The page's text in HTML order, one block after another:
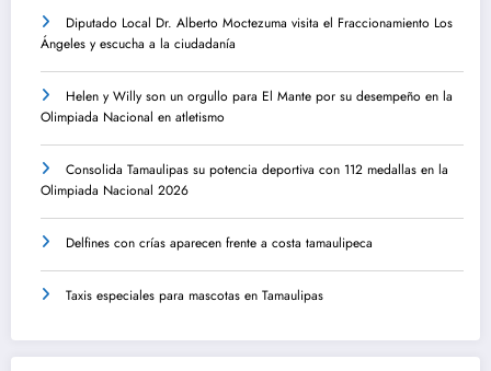
Diputado Local Dr. Alberto Moctezuma visita el Fraccionamiento Los
Ángeles y escucha a la ciudadanía
Helen y Willy son un orgullo para El Mante por su desempeño en la
Olimpiada Nacional en atletismo
Consolida Tamaulipas su potencia deportiva con 112 medallas en la
Olimpiada Nacional 2026
Delfines con crías aparecen frente a costa tamaulipeca
Taxis especiales para mascotas en Tamaulipas